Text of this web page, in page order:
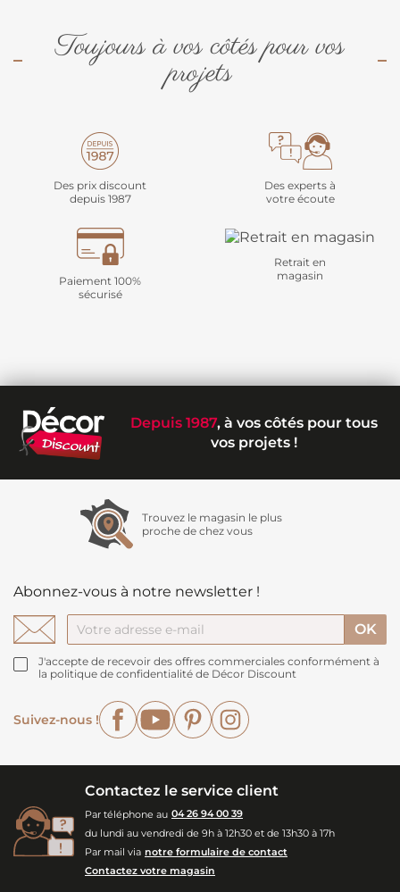
Toujours à vos côtés pour vos
projets
Des prix discount
depuis 1987
Des experts à
votre écoute
Paiement 100%
sécurisé
Retrait en
magasin
Depuis 1987, à vos côtés pour tous
vos projets !
Trouvez le magasin le plus
proche de chez vous
Abonnez-vous à notre newsletter !
J'accepte de recevoir des offres commerciales conformément à
la politique de confidentialité de Décor Discount
Suivez-nous !
FacebookYouTubePinterest
Contactez le service client
Par téléphone au 04 26 94 00 39
du lundi au vendredi de 9h à 12h30 et de 13h30 à 17h
Par mail via notre formulaire de contact
Contactez votre magasin